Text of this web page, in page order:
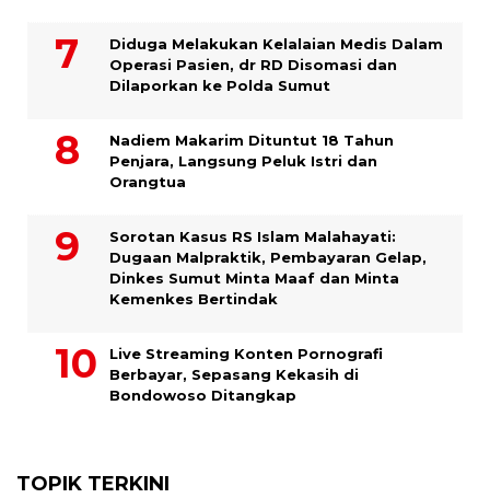
Diduga Melakukan Kelalaian Medis Dalam
Operasi Pasien, dr RD Disomasi dan
Dilaporkan ke Polda Sumut
​Nadiem Makarim Dituntut 18 Tahun
Penjara, Langsung Peluk Istri dan
Orangtua
Sorotan Kasus RS Islam Malahayati:
Dugaan Malpraktik, Pembayaran Gelap,
Dinkes Sumut Minta Maaf dan Minta
Kemenkes Bertindak
Live Streaming Konten Pornografi
Berbayar, Sepasang Kekasih di
Bondowoso Ditangkap
TOPIK TERKINI